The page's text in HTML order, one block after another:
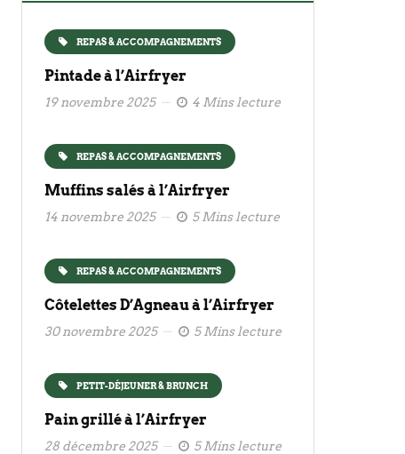
REPAS & ACCOMPAGNEMENTS
Pintade à l’Airfryer
19 novembre 2025 4 Mins lecture
REPAS & ACCOMPAGNEMENTS
Muffins salés à l’Airfryer
14 novembre 2025 5 Mins lecture
REPAS & ACCOMPAGNEMENTS
Côtelettes D’Agneau à l’Airfryer
30 novembre 2025 5 Mins lecture
PETIT-DÉJEUNER & BRUNCH
Pain grillé à l’Airfryer
28 décembre 2025 5 Mins lecture